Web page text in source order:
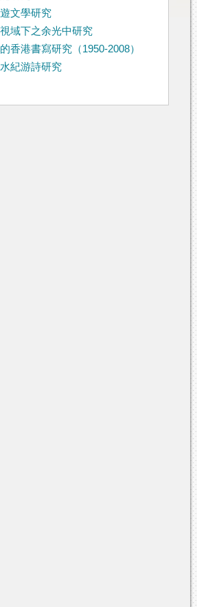
文學研究
域下之余光中研究
香港書寫研究（1950-2008）
紀游詩研究